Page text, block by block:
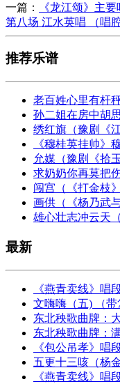
一篇：
《龙江颂》主
第八场 江水英唱 （唱
推荐乐谱
老百姓心里有杆
孙二姐在房中胡
绣红旗（豫剧《
《穆桂英挂帅》
允媒（豫剧《拾
求奶奶你再莫把
闯宫（《打金枝
画供（《杨乃武
雄心壮志冲云天
最新
《燕青卖线》唱
文嗨嗨（五) （带
东北秧歌曲牌：
东北秧歌曲牌：
《包公吊孝》唱
五更十三咳（杨
《燕青卖线》唱